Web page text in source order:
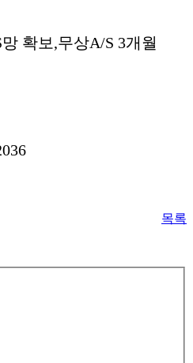
확보,무상A/S 3개월
목록